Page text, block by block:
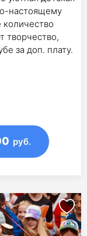
настоящему
количество
творчество,
за доп. плату.
руб.